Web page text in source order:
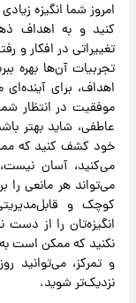
امروز شما انگیزه
کنید و به اهداف
تغییراتی در افکار و
تجربیات آن‌ها بهره
اهداف، برای
موفقیت در انتظار
عاطفی، شاید بهتر
خود کشف کنید که
می‌کنید، آسان
می‌تواند هر مانعی
کوچک و
انگیزه‌تان را از
نکنید که ممکن است
و تمرکز، می‌توانید
نزدیک‌تر شوید.